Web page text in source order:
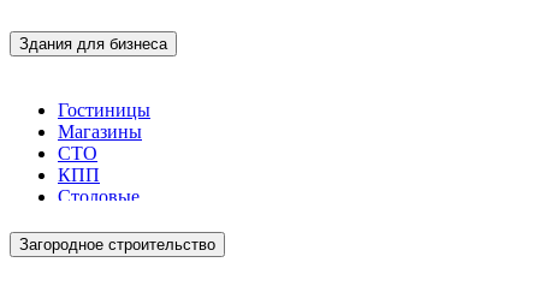
Здания для бизнеса
Гостиницы
Магазины
СТО
КПП
Столовые
Загородное строительство